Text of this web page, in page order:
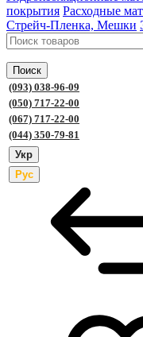
покрытия Расходные
Стрейч-Пленка, Мешки
Поиск
(093) 038-96-09
(050) 717-22-00
(067) 717-22-00
(044) 350-79-81
Укр
Рус